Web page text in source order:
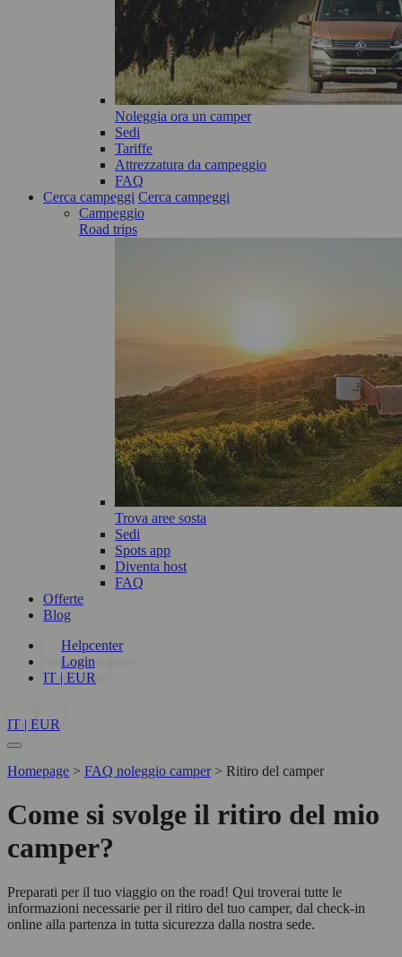
Noleggia ora un camper
Sedi
Tariffe
Attrezzatura da campeggio
FAQ
Cerca campeggi Cerca campeggi
Campeggio
Road trips
Trova aree sosta
Sedi
Spots app
Diventa host
FAQ
Offerte
Blog
Helpcenter
Login
IT | EUR
IT | EUR
Homepage > FAQ noleggio camper > Ritiro del camper
Come si svolge il ritiro del mio
camper?
Preparati per il tuo viaggio on the road! Qui troverai tutte le
informazioni necessarie per il ritiro del tuo camper, dal check-in
online alla partenza in tutta sicurezza dalla nostra sede.